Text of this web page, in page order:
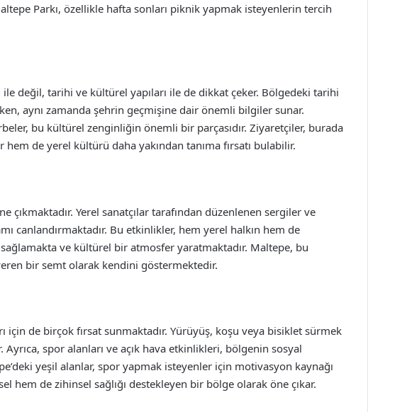
Parkı, özellikle hafta sonları piknik yapmak isteyenlerin tercih
değil, tarihi ve kültürel yapıları ile de dikkat çeker. Bölgedeki tarihi
aynı zamanda şehrin geçmişine dair önemli bilgiler sunar.
bu kültürel zenginliğin önemli bir parçasıdır. Ziyaretçiler, burada
de yerel kültürü daha yakından tanıma fırsatı bulabilir.
çıkmaktadır. Yerel sanatçılar tarafından düzenlenen sergiler ve
canlandırmaktadır. Bu etkinlikler, hem yerel halkın hem de
ve kültürel bir atmosfer yaratmaktadır. Maltepe, bu
bir semt olarak kendini göstermektedir.
için de birçok fırsat sunmaktadır. Yürüyüş, koşu veya bisiklet sürmek
spor alanları ve açık hava etkinlikleri, bölgenin sosyal
yeşil alanlar, spor yapmak isteyenler için motivasyon kaynağı
hem de zihinsel sağlığı destekleyen bir bölge olarak öne çıkar.